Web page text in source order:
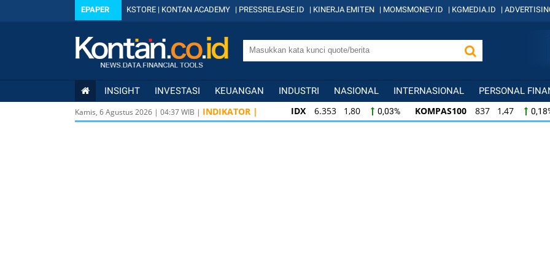
EPAPER KSTORE | KONTAN ACADEMY | PRESSRELEASE.ID | KINERJA EMITEN | MOMSMONEY.ID | KGMEDIA.ID |
INSIGHT INVESTASI KEUANGAN INDUSTRI NASIONAL INTERNASIONAL PERSONAL
Kamis, 6 Agustus 2026 | 04:37WIB | INDIKATOR | IDX 6.353 1,80 0,03% KOMPAS100 837 1,47
KOMPAS100
837 1,47 0,18% LQ45 635 0,55 0,09%